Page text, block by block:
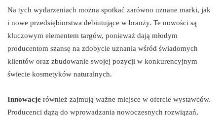
Na tych wydarzeniach można spotkać zarówno uznane marki, jak
i nowe przedsiębiorstwa debiutujące w branży. Te nowości są
kluczowym elementem targów, ponieważ dają młodym
producentom szansę na zdobycie uznania wśród świadomych
klientów oraz zbudowanie swojej pozycji w konkurencyjnym
świecie kosmetyków naturalnych.
Innowacje również zajmują ważne miejsce w ofercie wystawców.
Producenci dążą do wprowadzania nowoczesnych rozwiązań,